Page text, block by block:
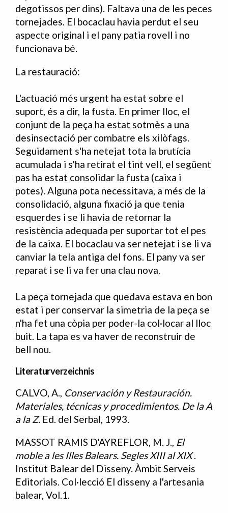
degotissos per dins). Faltava una de les peces
tornejades. El bocaclau havia perdut el seu
aspecte original i el pany patia rovell i no
funcionava bé.
La restauració:
L'actuació més urgent ha estat sobre el
suport, és a dir, la fusta. En primer lloc, el
conjunt de la peça ha estat sotmès a una
desinsectació per combatre els xilòfags.
Seguidament s'ha netejat tota la brutícia
acumulada i s'ha retirat el tint vell, el següent
pas ha estat consolidar la fusta (caixa i
potes). Alguna pota necessitava, a més de la
consolidació, alguna fixació ja que tenia
esquerdes i se li havia de retornar la
resistència adequada per suportar tot el pes
de la caixa. El bocaclau va ser netejat i se li va
canviar la tela antiga del fons. El pany va ser
reparat i se li va fer una clau nova.
La peça tornejada que quedava estava en bon
estat i per conservar la simetria de la peça se
n'ha fet una còpia per poder-la col·locar al lloc
buit. La tapa es va haver de reconstruir de
bell nou.
Literaturverzeichnis
Bibliografia
CALVO, A., Conservación y Restauración.
Materiales, técnicas y procedimientos. De la A
a la Z. Ed. del Serbal, 1993.
MASSOT RAMIS D'AYREFLOR, M. J., El
moble a les Illes Balears. Segles XIII al XIX.
Institut Balear del Disseny. Àmbit Serveis
Editorials. Col·lecció El disseny a l'artesania
balear, Vol.1.